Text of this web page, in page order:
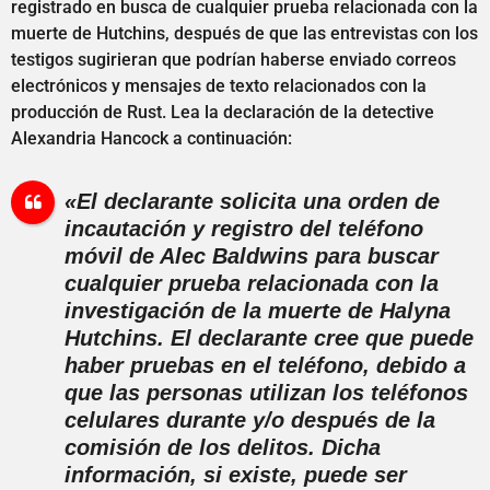
registrado en busca de cualquier prueba relacionada con la
muerte de Hutchins, después de que las entrevistas con los
testigos sugirieran que podrían haberse enviado correos
electrónicos y mensajes de texto relacionados con la
producción de Rust. Lea la declaración de la detective
Alexandria Hancock a continuación:
«El declarante solicita una orden de
incautación y registro del teléfono
móvil de Alec Baldwins para buscar
cualquier prueba relacionada con la
investigación de la muerte de Halyna
Hutchins. El declarante cree que puede
haber pruebas en el teléfono, debido a
que las personas utilizan los teléfonos
celulares durante y/o después de la
comisión de los delitos. Dicha
información, si existe, puede ser